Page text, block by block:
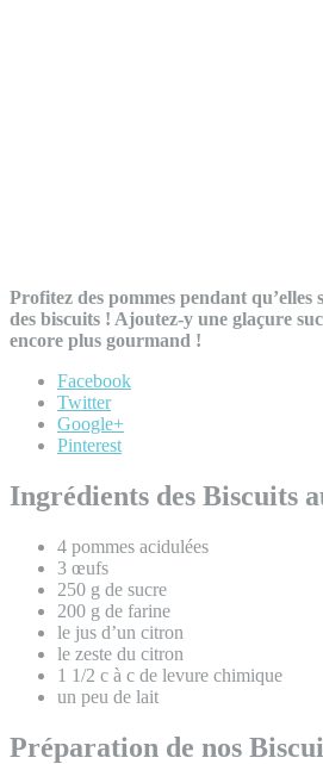
Profitez des pommes pendant qu’elles
des biscuits ! Ajoutez-y une glaçure
encore plus gourmand !
Facebook
Twitter
Google+
Pinterest
Ingrédients des Biscuits
4 pommes acidulées
3 œufs
250 g de sucre
200 g de farine
le jus d’un citron
le zeste du citron
1 1/2 c à c de levure chimique
un peu de lait
Préparation de nos